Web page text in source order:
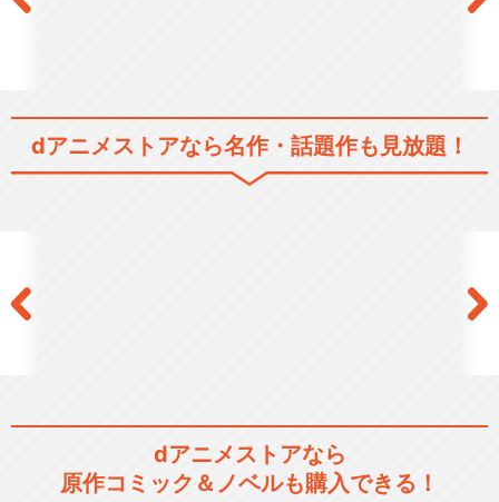
dアニメストアなら名作・話題作も見放題！
dアニメストアなら
原作コミック＆ノベルも購入できる！